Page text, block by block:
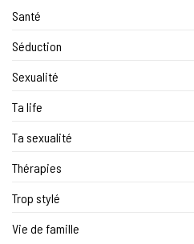
Santé
Séduction
Sexualité
Ta life
Ta sexualité
Thérapies
Trop stylé
Vie de famille